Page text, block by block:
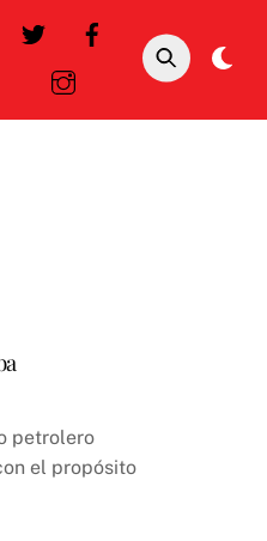
Cart
petrolero
el propósito